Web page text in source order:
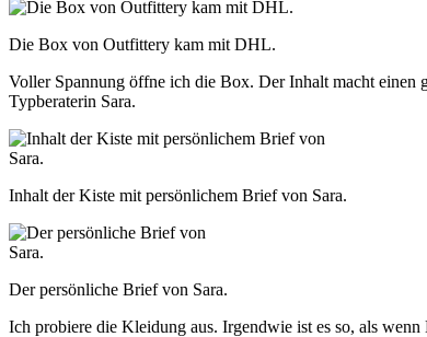
Die Box von Outfittery kam mit DHL.
Voller Spannung öffne ich die Box. Der Inhalt macht einen
Typberaterin Sara.
Inhalt der Kiste mit persönlichem Brief von Sara.
Der persönliche Brief von Sara.
Ich probiere die Kleidung aus. Irgendwie ist es so, als